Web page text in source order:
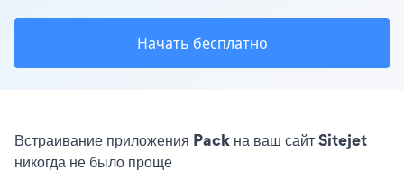
Начать бесплатно
Встраивание приложения Pack на ваш сайт Sitejet
никогда не было проще